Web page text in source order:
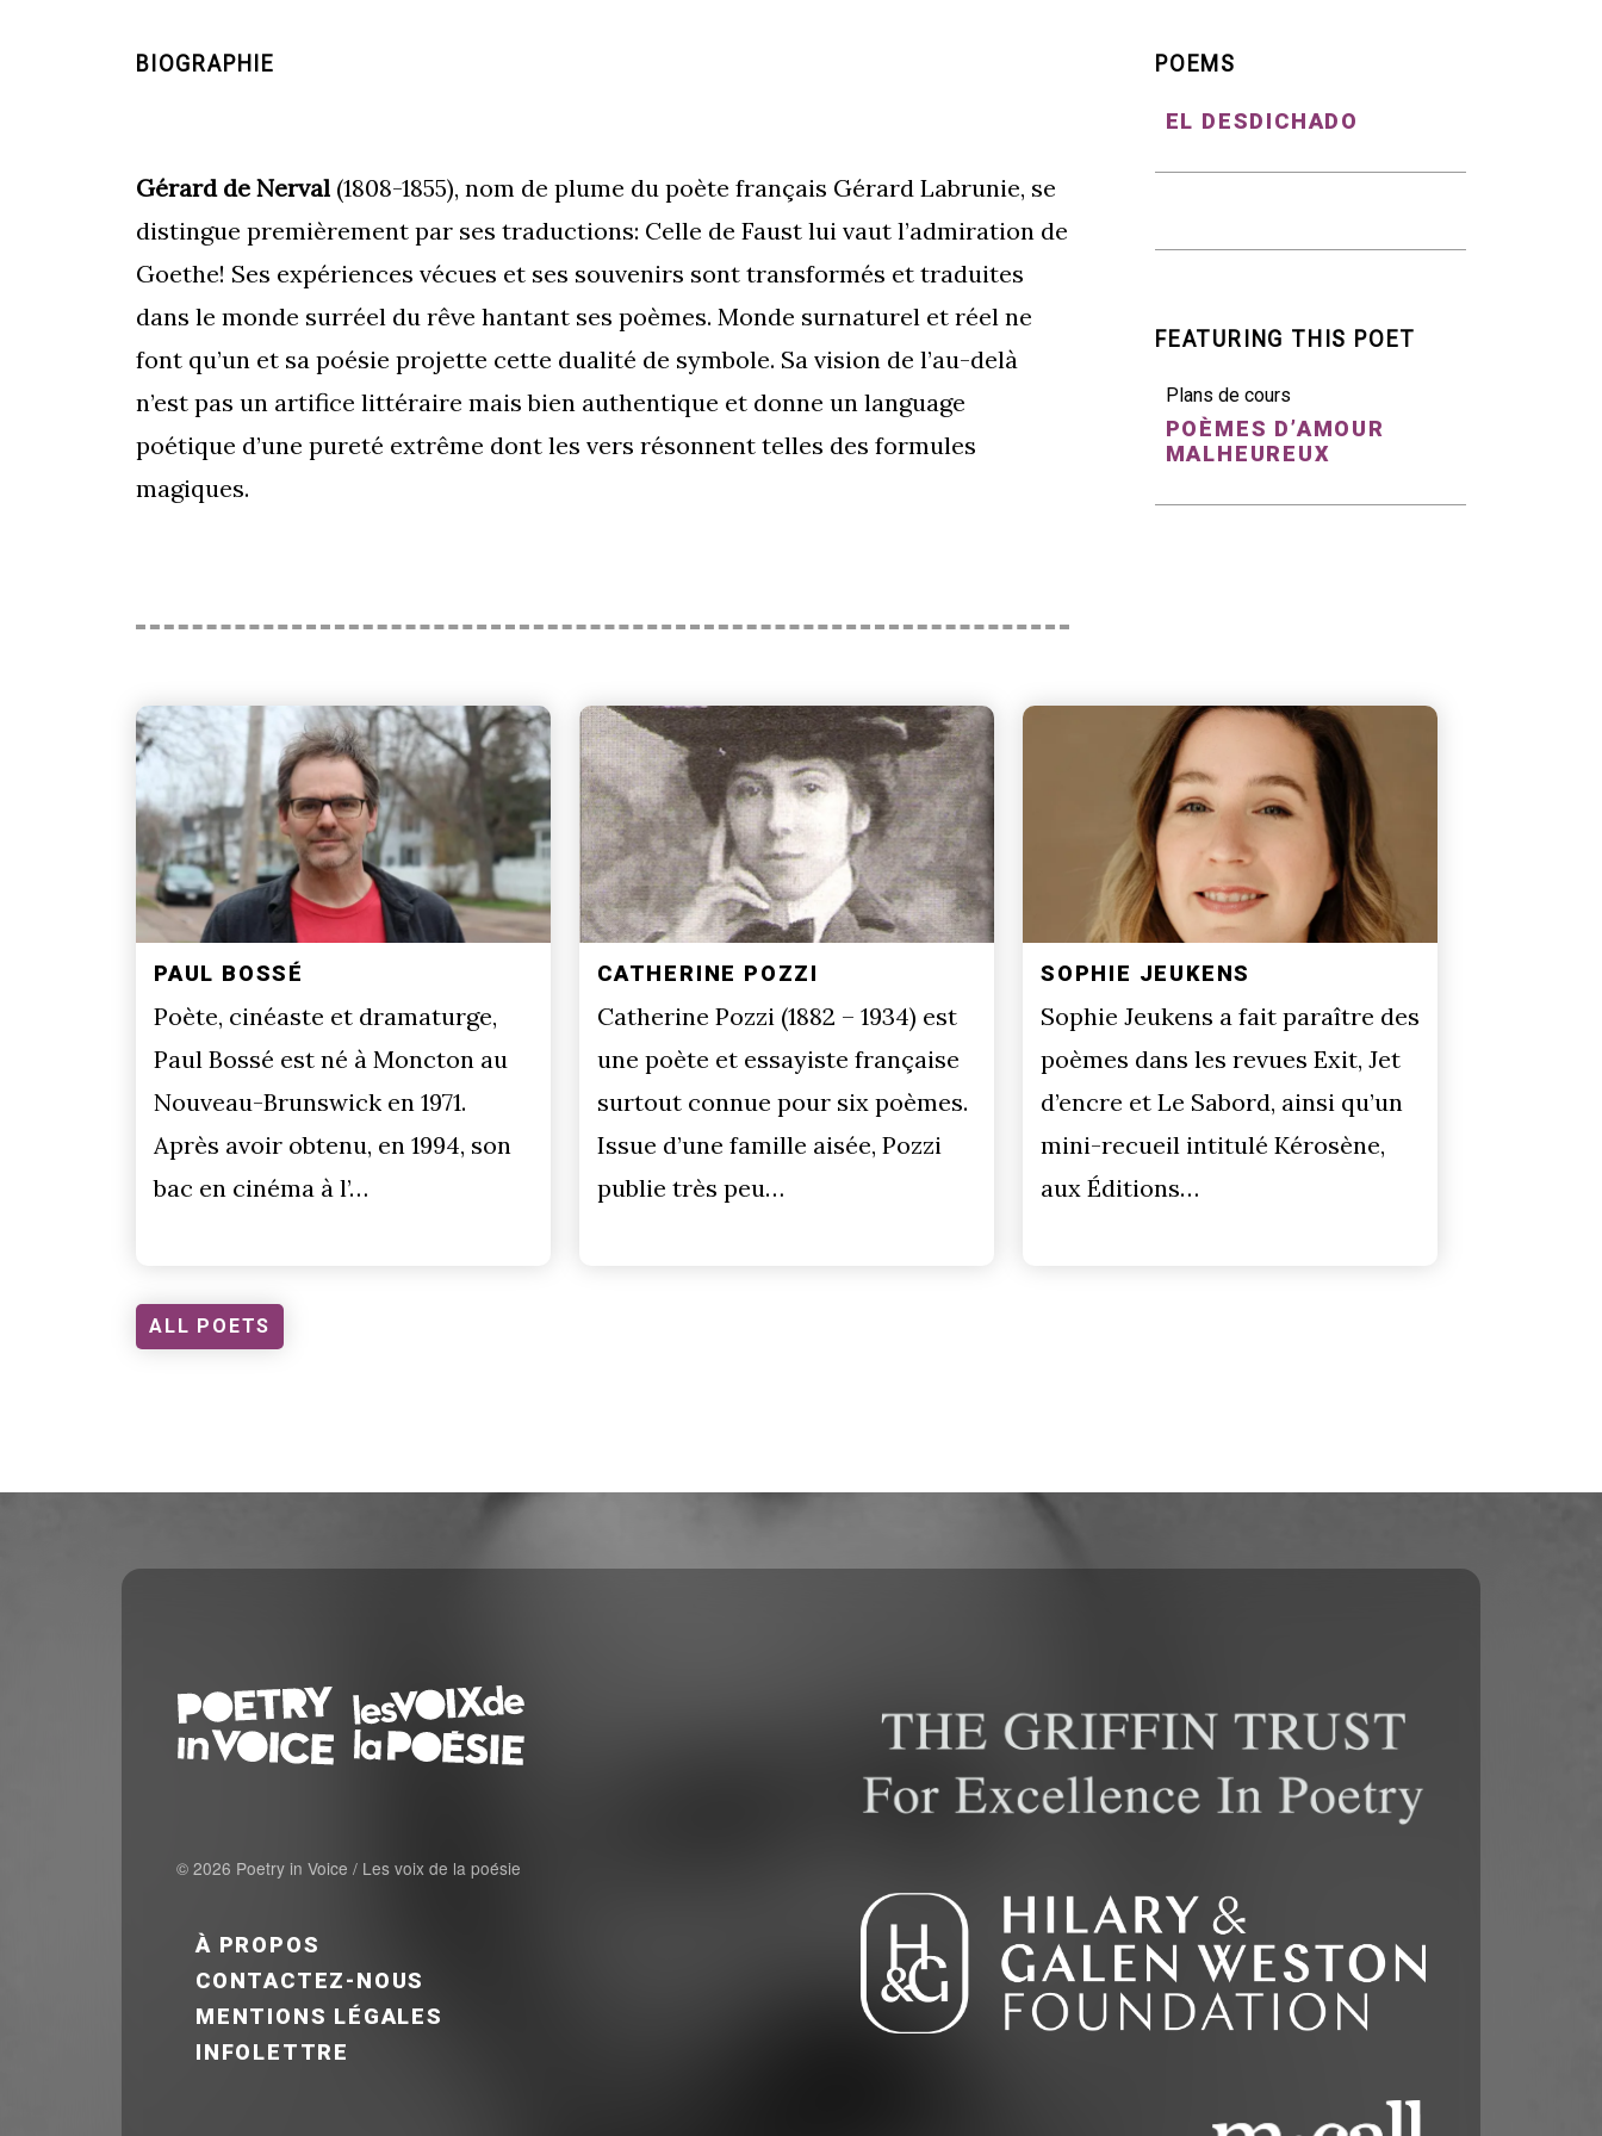
BIOGRAPHIE
Gérard de Nerval (1808-1855), nom de plume du poète français Gérard Labrunie, se
distingue premièrement par ses traductions: Celle de Faust lui vaut l’admiration de
Goethe! Ses expériences vécues et ses souvenirs sont transformés et traduites
dans le monde surréel du rêve hantant ses poèmes. Monde surnaturel et réel ne
font qu’un et sa poésie projette cette dualité de symbole. Sa vision de l’au-delà
n’est pas un artifice littéraire mais bien authentique et donne un language
poétique d’une pureté extrême dont les vers résonnent telles des formules
magiques.
POEMS
EL DESDICHADO
FEATURING THIS POET
Plans de cours
POÈMES D’AMOUR
MALHEUREUX
PAUL BOSSÉ
Poète, cinéaste et dramaturge,
Paul Bossé est né à Moncton au
Nouveau-Brunswick en 1971.
Après avoir obtenu, en 1994, son
bac en cinéma à l’…
CATHERINE POZZI
Catherine Pozzi (1882 – 1934) est
une poète et essayiste française
surtout connue pour six poèmes.
Issue d’une famille aisée, Pozzi
publie très peu…
SOPHIE JEUKENS
Sophie Jeukens a fait paraître des
poèmes dans les revues Exit, Jet
d’encre et Le Sabord, ainsi qu’un
mini-recueil intitulé Kérosène,
aux Éditions…
ALL POETS
© 2026 Poetry in Voice / Les voix de la poésie
FOOTER MENU FR
À PROPOS
CONTACTEZ-NOUS
MENTIONS LÉGALES
INFOLETTRE